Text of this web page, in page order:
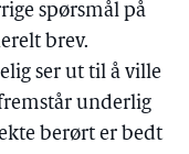
spørsmål på
brev.
ser ut til å ville
underlig
berørt er bedt